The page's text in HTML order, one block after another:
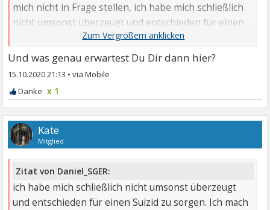
mich nicht in Frage stellen, ich habe mich schließlich
nicht umsonst überzeugt und entschieden für einen
Suizid zu sorgen. Ich mach das schon... :/
Und was genau erwartest Du Dir dann hier?
15.10.2020 21:13 •
x 1
Kate
Mitglied
Zitat von Daniel_SGER:
ich habe mich schließlich nicht umsonst überzeugt
und entschieden für einen Suizid zu sorgen. Ich mach